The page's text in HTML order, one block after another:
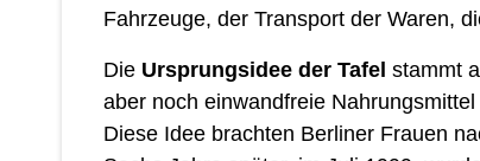
Fahrzeuge, der Transport der Waren,
Die Ursprungsidee der Tafel stammt
aber noch einwandfreie
Diese Idee brachten Berliner Frauen